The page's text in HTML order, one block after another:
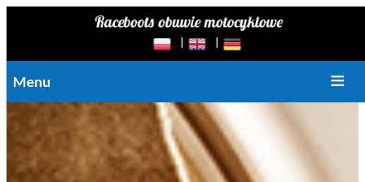
Menu